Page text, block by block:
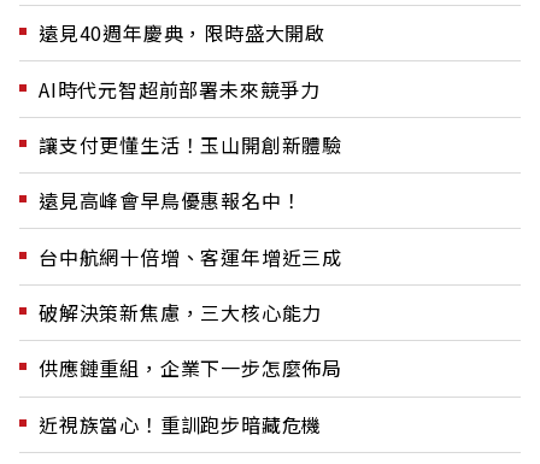
遠見40週年慶典，限時盛大開啟
AI時代元智超前部署未來競爭力
讓支付更懂生活！玉山開創新體驗
遠見高峰會早鳥優惠報名中！
台中航網十倍增、客運年增近三成
破解決策新焦慮，三大核心能力
供應鏈重組，企業下一步怎麼佈局
近視族當心！重訓跑步暗藏危機